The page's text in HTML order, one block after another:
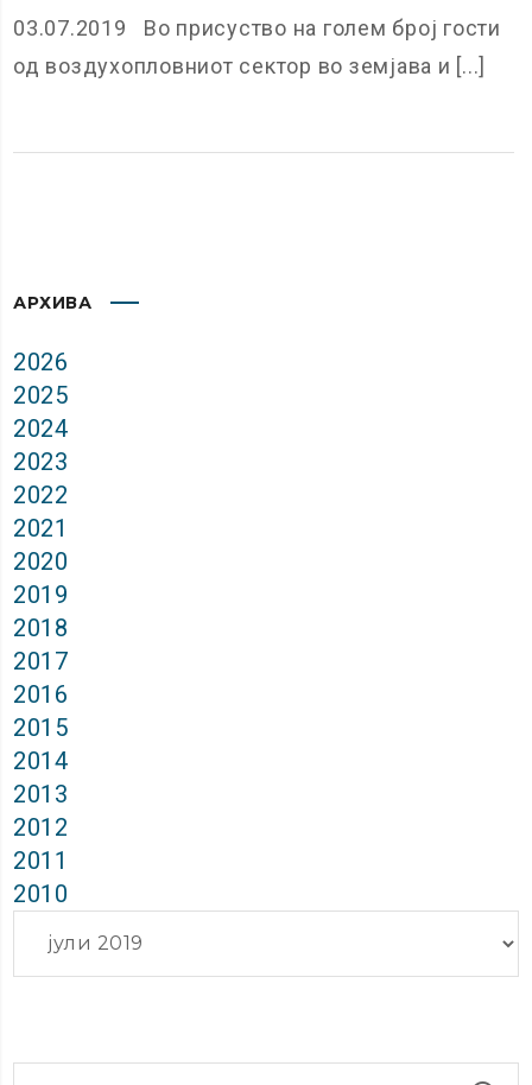
03.07.2019 Во присуство на голем број гости
од воздухопловниот сектор во земјава и [...]
АРХИВА
2026
2025
2024
2023
2022
2021
2020
2019
2018
2017
2016
2015
2014
2013
2012
2011
2010